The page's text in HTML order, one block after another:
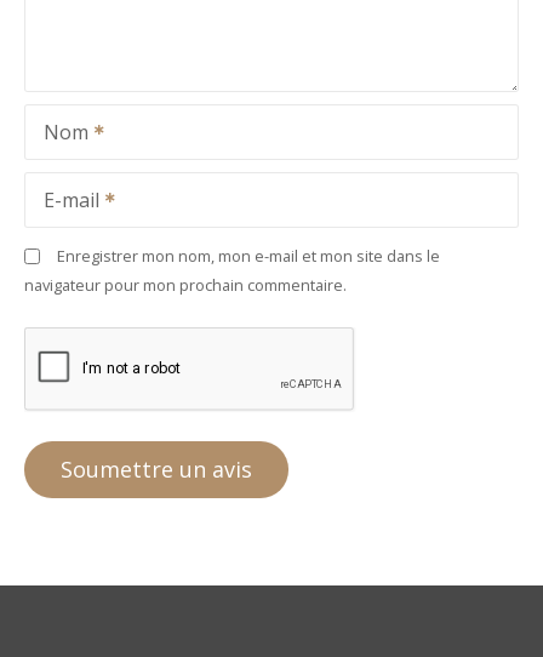
Nom
E-mail
Enregistrer mon nom, mon e-mail et mon site dans le
navigateur pour mon prochain commentaire.